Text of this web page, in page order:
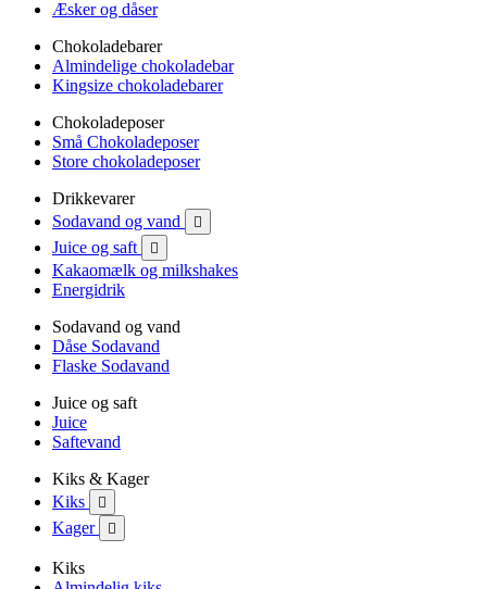
Æsker og dåser
Chokoladebarer
Almindelige chokoladebar
Kingsize chokoladebarer
Chokoladeposer
Små Chokoladeposer
Store chokoladeposer
Drikkevarer
Sodavand og vand

Juice og saft 
Kakaomælk og milkshakes
Energidrik
Sodavand og vand
Dåse Sodavand
Flaske Sodavand
Juice og saft
Juice
Saftevand
Kiks & Kager
Kiks

Kager 
Kiks